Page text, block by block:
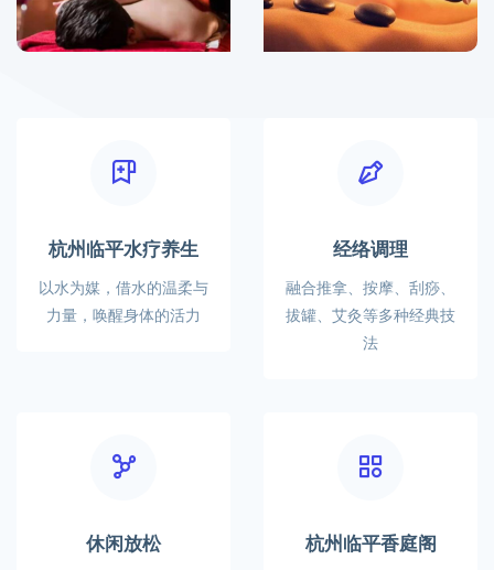
杭州临平水疗养生
以水为媒，借水的温柔与
力量，唤醒身体的活力
经络调理
融合推拿、按摩、刮痧、
拔罐、艾灸等多种经典技
法
休闲放松 杭州临平香庭阁